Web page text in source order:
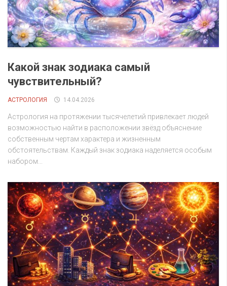
Какой знак зодиака самый
чувствительный?
АСТРОЛОГИЯ 14.04.2026
Астрология на протяжении тысячелетий привлекает людей
возможностью найти в расположении звёзд объяснение
собственным чертам характера и жизненным
обстоятельствам. Каждый знак зодиака наделяется особым
набором...